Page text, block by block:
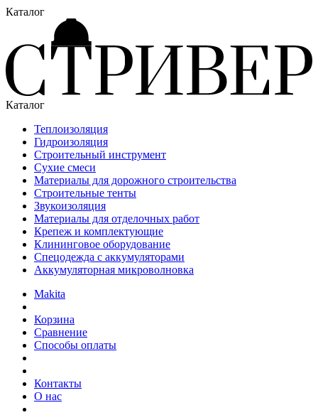
Каталог
Каталог
Теплоизоляция
Гидроизоляция
Строительный инструмент
Сухие смеси
Материалы для дорожного строительства
Строительные тенты
Звукоизоляция
Материалы для отделочных работ
Крепеж и комплектующие
Клининговое оборудование
Спецодежда с аккумуляторами
Аккумуляторная микроволновка
Makita
Корзина
Сравнение
Способы оплаты
Контакты
О нас